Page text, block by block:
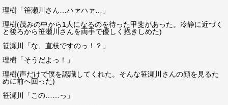
理樹「笹瀬川さん…ハァハァ…」
理樹(茂みの中から1人になるのを待った甲斐があった。冷静に近づく
と後ろから笹瀬川さんを両手で優しく抱きしめた)
笹瀬川「な、直枝ですのっ！？」
理樹「そうだよっ！」
理樹(声だけで僕を認識してくれた。そんな笹瀬川さんの顔を見るた
めに前へ回った)
笹瀬川「この……っ」